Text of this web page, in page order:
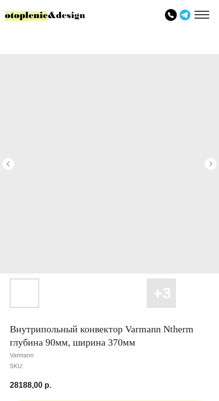
Внутрипольный конвектор Varmann Ntherm
глубина 90мм, ширина 370мм
Varmann
SKU:
28188,00 р.